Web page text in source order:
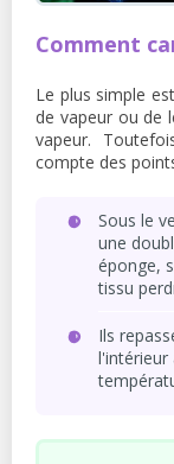
Comment
Le plus simple
de vapeur ou de
vapeur.
compte des
Sous le
une
éponge,
tissu
Ils
l'intérieur